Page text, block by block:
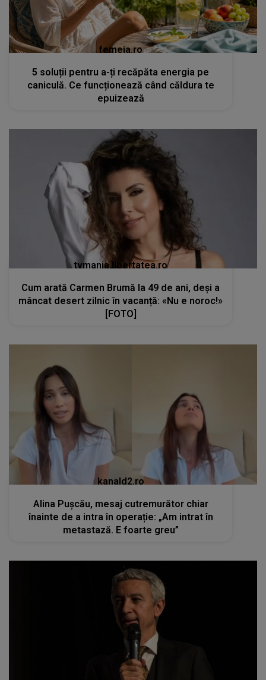
femeia.ro
5 soluții pentru a-ți recăpăta energia pe
caniculă. Ce funcționează când căldura te
epuizează
tvmania.libertatea.ro
Cum arată Carmen Brumă la 49 de ani, deși a
mâncat desert zilnic în vacanță: «Nu e noroc!»
[FOTO]
kanald2.ro
Alina Pușcău, mesaj cutremurător chiar
înainte de a intra în operație: „Am intrat în
metastază. E foarte greu”